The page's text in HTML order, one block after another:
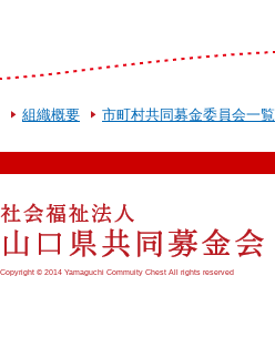
組織概要 市町村共同募金委員会一覧
Copyright © 2014 Yamaguchi Commuity Chest All rights reserved